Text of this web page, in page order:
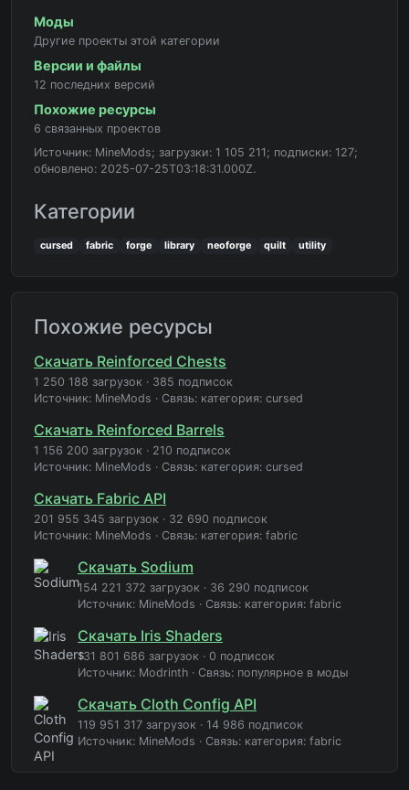
Моды
Другие проекты этой категории
Версии и файлы
12 последних версий
Похожие ресурсы
6 связанных проектов
Источник: MineMods; загрузки: 1 105 211; подписки: 127;
обновлено: 2025-07-25T03:18:31.000Z.
Категории
cursed fabric forge library neoforge quilt utility
Похожие ресурсы
Скачать Reinforced Chests
1 250 188 загрузок · 385 подписок
Источник: MineMods · Связь: категория: cursed
Скачать Reinforced Barrels
1 156 200 загрузок · 210 подписок
Источник: MineMods · Связь: категория: cursed
Скачать Fabric API
201 955 345 загрузок · 32 690 подписок
Источник: MineMods · Связь: категория: fabric
Скачать Sodium
154 221 372 загрузок · 36 290 подписок
Источник: MineMods · Связь: категория: fabric
Скачать Iris Shaders
131 801 686 загрузок · 0 подписок
Источник: Modrinth · Связь: популярное в моды
Скачать Cloth Config API
119 951 317 загрузок · 14 986 подписок
Источник: MineMods · Связь: категория: fabric